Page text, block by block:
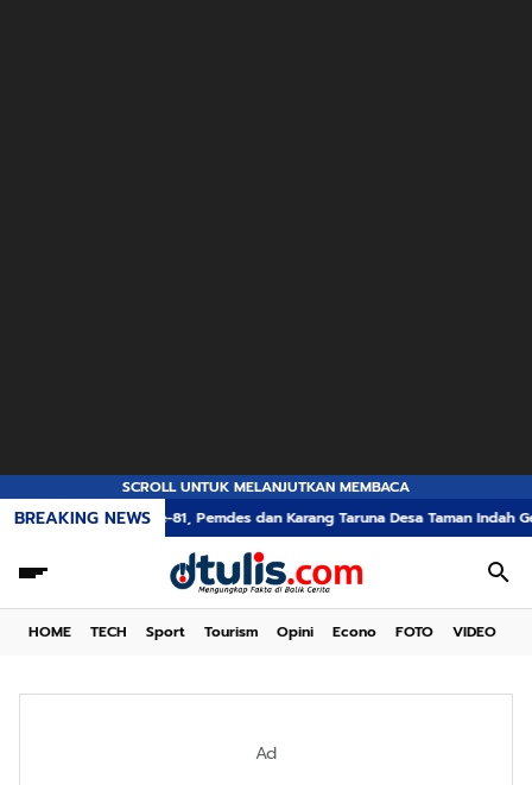
SCROLL UNTUK MELANJUTKAN MEMBACA
BREAKING NEWS
ke-81, Pemdes dan Karang Taruna Desa Taman Indah Gelar Jalan Sehat
HOME TECH Sport Tourism Opini Econo FOTO VIDEO
Ad